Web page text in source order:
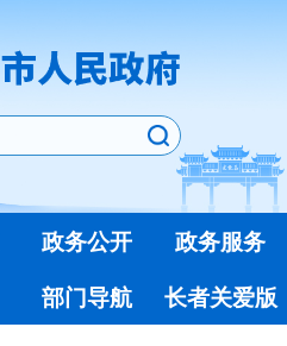
政务公开
政务服务
部门导航 长者关爱版